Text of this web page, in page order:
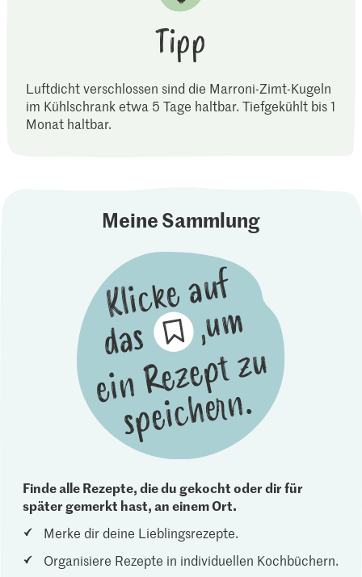
Tipp
Luftdicht verschlossen sind die Marroni-Zimt-Kugeln
im Kühlschrank etwa 5 Tage haltbar. Tiefgekühlt bis 1
Monat haltbar.
Meine Sammlung
Finde alle Rezepte, die du gekocht oder dir für
später gemerkt hast, an einem Ort.
Merke dir deine Lieblingsrezepte.
Organisiere Rezepte in individuellen Kochbüchern.